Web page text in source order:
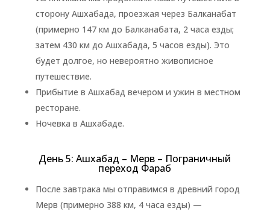
сторону Ашхабада, проезжая через Балканабат
(примерно 147 км до Балканабата, 2 часа езды;
затем 430 км до Ашхабада, 5 часов езды). Это
будет долгое, но невероятно живописное
путешествие.
Прибытие в Ашхабад вечером и ужин в местном
ресторане.
Ночевка в Ашхабаде.
День 5: Ашхабад – Мерв – Пограничный
переход Фараб
После завтрака мы отправимся в древний город
Мерв (примерно 388 км, 4 часа езды) —